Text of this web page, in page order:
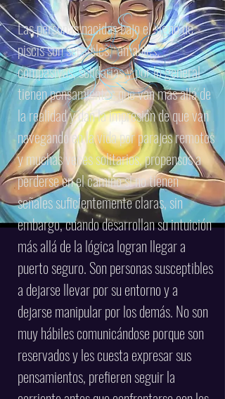
Las personas nacidas bajo el signo de
piscis son sensibles, amables,
compasivas, solidarias y por lo general
tienen pensamientos que van más allá de
la realidad y dan la impresión de que van
navegando en la vida por parajes remotos
y muchas veces solitarios, propensos a
perderse en el camino si no tienen
señales suficientemente claras, sin
embargo, cuando desarrollan su intuición
más allá de la lógica logran llegar a
puerto seguro. Son personas susceptibles
a dejarse llevar por su entorno y a
dejarse manipular por los demás. No son
muy hábiles comunicándose porque son
reservados y les cuesta expresar sus
pensamientos, prefieren seguir la